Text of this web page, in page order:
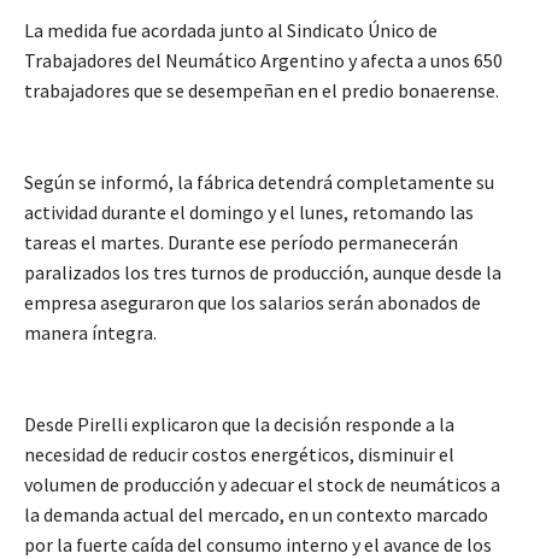
La medida fue acordada junto al Sindicato Único de
Trabajadores del Neumático Argentino y afecta a unos 650
trabajadores que se desempeñan en el predio bonaerense.
Según se informó, la fábrica detendrá completamente su
actividad durante el domingo y el lunes, retomando las
tareas el martes. Durante ese período permanecerán
paralizados los tres turnos de producción, aunque desde la
empresa aseguraron que los salarios serán abonados de
manera íntegra.
Desde Pirelli explicaron que la decisión responde a la
necesidad de reducir costos energéticos, disminuir el
volumen de producción y adecuar el stock de neumáticos a
la demanda actual del mercado, en un contexto marcado
por la fuerte caída del consumo interno y el avance de los